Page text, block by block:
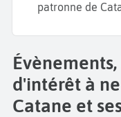
patronne de
d'intérêt à
Catane et